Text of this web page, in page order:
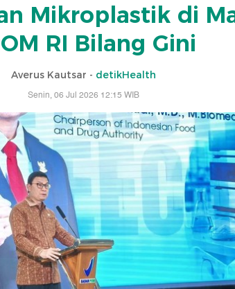
Mikroplastik di
RI Bilang Gini
Averus Kautsar - detikHealth
Senin, 06 Jul 2026 12:15 WIB